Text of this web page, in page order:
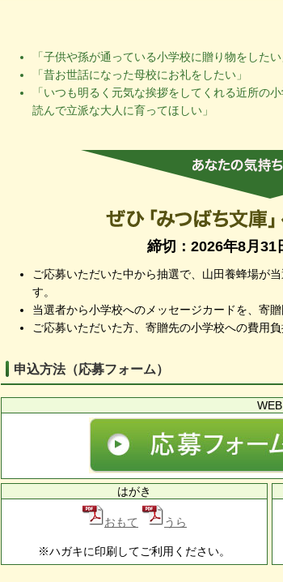
「子供や孫が通っている小学校に贈り物をしたい
「昔お世話になった母校にお礼をしたい」
「いつも明るく元気な挨拶をしてくれる近所の
読んで立派な大人に育ってほしい」
締切：2026年8月31
ご応募いただいた中から抽選で、山田養蜂場が
す。
当選者から小学校へのメッセージカードを、寄贈
ご応募いただいた方、寄贈先の小学校への費用負
申込方法（応募フォーム）
WEB
はがき
おもて うら
※ハガキに印刷してご利用ください。